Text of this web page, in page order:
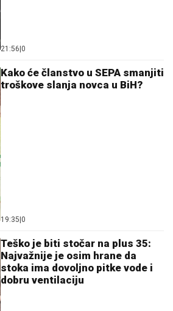
21:56 0
Kako će članstvo u SEPA smanjiti
troškove slanja novca u BiH?
19:35 0
Teško je biti stočar na plus 35:
Najvažnije je osim hrane da
stoka ima dovoljno pitke vode i
dobru ventilaciju